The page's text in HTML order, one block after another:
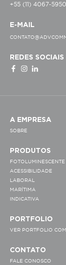
+55 (11) 4067-
E-MAIL
REDES SOCIAIS
A EMPRESA
SOBRE
PRODUTOS
FOTOLUMINESCENTE
ACESSIBILIDADE
LABORAL
MARÍTIMA
INDICATIVA
PORTFOLIO
VER PORTFOLIO
CONTATO
FALE CONOSCO